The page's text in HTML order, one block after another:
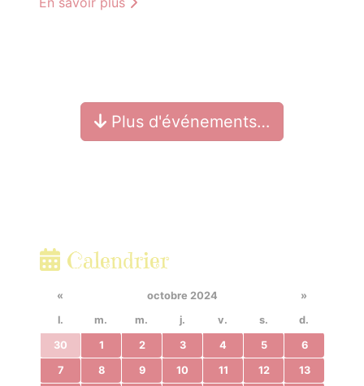
Plus d'événements…
Calendrier
« octobre 2024
»
l.
m. m. j. v. s. d.
30 1 2 3 4 5 6
7 8 9 10 11 12 13